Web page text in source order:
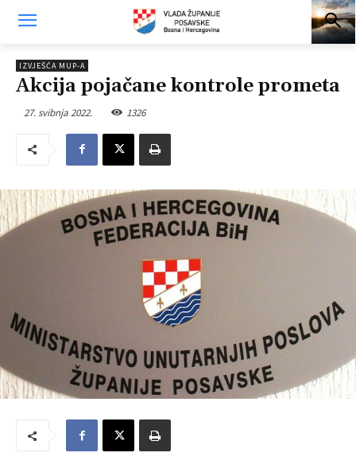
IZVJEŠĆA MUP-A
Akcija pojačane kontrole prometa
27. svibnja 2022. 1326